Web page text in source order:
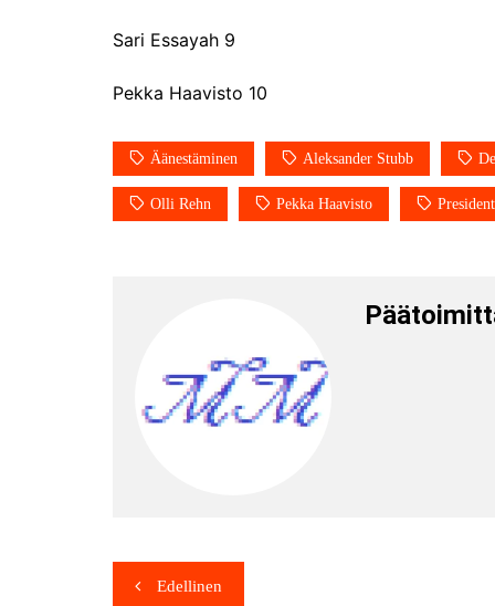
Sari Essayah 9
Pekka Haavisto 10
Äänestäminen Aleksander Stubb
Olli Rehn Pekka Haavisto
Edellinen